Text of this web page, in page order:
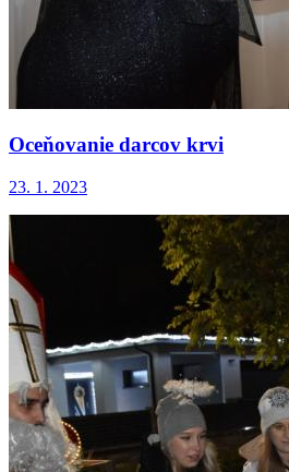
Oceňovanie darcov krvi
23. 1. 2023